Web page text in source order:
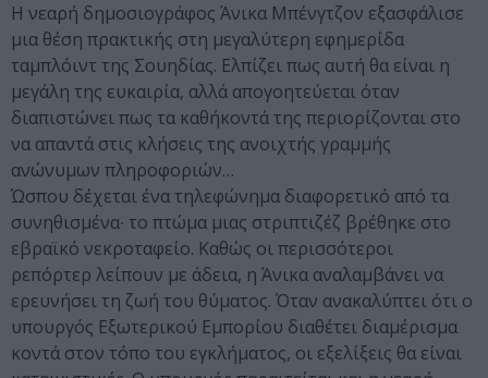
Η νεαρή δημοσιογράφος Άνικα Μπένγτζον εξασφάλισε
μια θέση πρακτικής στη μεγαλύτερη εφημερίδα
ταμπλόιντ της Σουηδίας. Ελπίζει πως αυτή θα είναι η
μεγάλη της ευκαιρία, αλλά απογοητεύεται όταν
διαπιστώνει πως τα καθήκοντά της περιορίζονται στο
να απαντά στις κλήσεις της ανοιχτής γραμμής
ανώνυμων πληροφοριών…
Ώσπου δέχεται ένα τηλεφώνημα διαφορετικό από τα
συνηθισμένα∙ το πτώμα μιας στριπτιζέζ βρέθηκε στο
εβραϊκό νεκροταφείο. Καθώς οι περισσότεροι
ρεπόρτερ λείπουν με άδεια, η Άνικα αναλαμβάνει να
ερευνήσει τη ζωή του θύματος. Όταν ανακαλύπτει ότι ο
υπουργός Εξωτερικού Εμπορίου διαθέτει διαμέρισμα
κοντά στον τόπο του εγκλήματος, οι εξελίξεις θα είναι